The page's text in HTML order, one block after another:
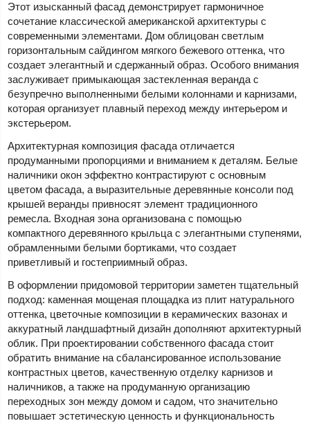
Этот изысканный фасад демонстрирует гармоничное
сочетание классической американской архитектуры с
современными элементами. Дом облицован светлым
горизонтальным сайдингом мягкого бежевого оттенка, что
создает элегантный и сдержанный образ. Особого внимания
заслуживает примыкающая застекленная веранда с
безупречно выполненными белыми колоннами и карнизами,
которая организует плавный переход между интерьером и
экстерьером.
Архитектурная композиция фасада отличается
продуманными пропорциями и вниманием к деталям. Белые
наличники окон эффектно контрастируют с основным
цветом фасада, а выразительные деревянные консоли под
крышей веранды привносят элемент традиционного
ремесла. Входная зона организована с помощью
компактного деревянного крыльца с элегантными ступенями,
обрамленными белыми бортиками, что создает
приветливый и гостеприимный образ.
В оформлении придомовой территории заметен тщательный
подход: каменная мощеная площадка из плит натурального
оттенка, цветочные композиции в керамических вазонах и
аккуратный ландшафтный дизайн дополняют архитектурный
облик. При проектировании собственного фасада стоит
обратить внимание на сбалансированное использование
контрастных цветов, качественную отделку карнизов и
наличников, а также на продуманную организацию
переходных зон между домом и садом, что значительно
повышает эстетическую ценность и функциональность